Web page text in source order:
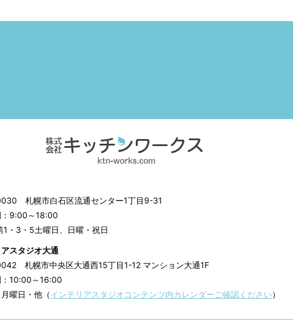
札幌市白石区流通センター1丁目9-31
：9:00～18:00
1・3・5土曜日、日曜・祝日
スタジオ大通
札幌市中央区大通西15丁目1-12 マンション大通1F
10:00～16:00
曜日・他（インテリアスタジオコンテンツ内カレンダーご確認ください）